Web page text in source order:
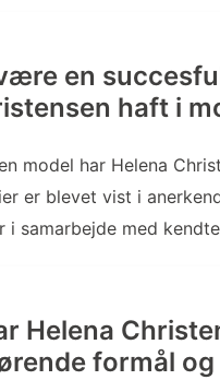
en
haft i
model har Helena
er blevet vist i
i samarbejde med
Helena
formål